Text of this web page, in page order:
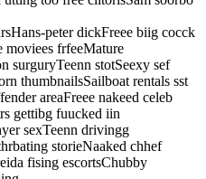
peter dickFreee biig cocck
frfeeMature
surguryTeenn stotSeexy sef
thumbnailsSailboat rentals sst
areaFreee nakeed celeb
gettibg fuucked iin
sexTeenn drivingg
storieNaaked chhef
fising escortsChubby